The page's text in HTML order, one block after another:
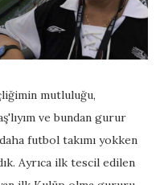
mutluluğu,
ve bundan gurur
futbol takımı yokken
Ayrıca ilk tescil edilen